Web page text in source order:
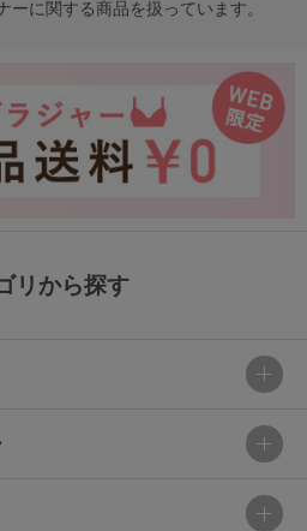
ーに関する商品を扱っています。
リから探す